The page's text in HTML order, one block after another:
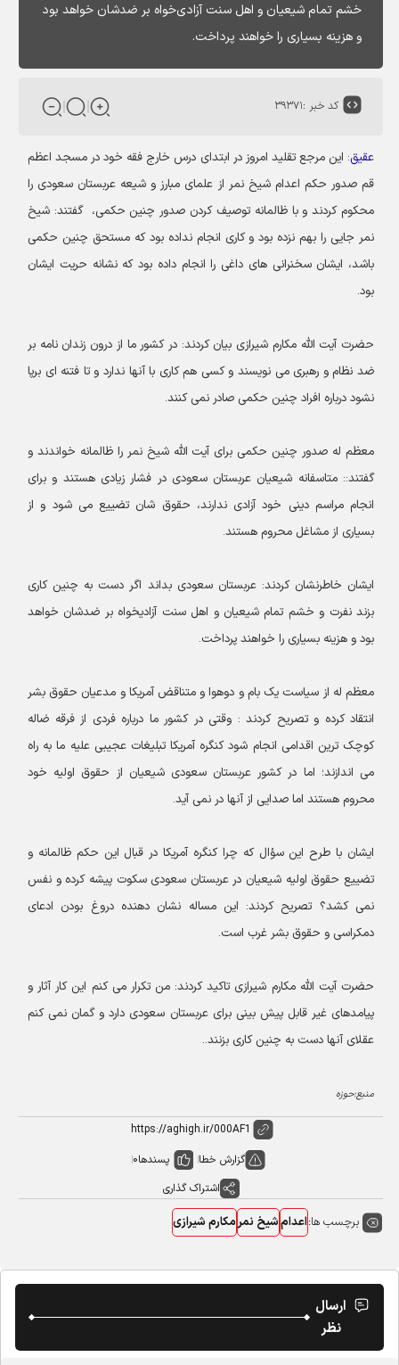
خشم تمام شیعیان و اهل سنت آزادی‌خواه بر ضدشان خواهد بود
و هزینه بسیاری را خواهند پرداخت.
کد خبر :۳۹۳۷۱
عقیق: این مرجع تقلید امروز در ابتدای درس خارج فقه خود در مسجد اعظم
قم صدور حکم اعدام شیخ نمر از علمای مبارز و شیعه عربستان سعودی را
محکوم کردند و با ظالمانه توصیف کردن صدور چنین حکمی، گفتند: شیخ
نمر جایی را بهم نزده بود و کاری انجام نداده بود که مستحق چنین حکمی
باشد، ایشان سخنرانی های داغی را انجام داده بود که نشانه حریت ایشان
بود.
حضرت آیت الله مکارم شیرازی بیان کردند: در کشور ما از درون زندان نامه بر
ضد نظام و رهبری می نویسند و کسی هم کاری با آنها ندارد و تا فتنه ای برپا
نشود درباره افراد چنین حکمی صادر نمی کنند.
معظم له صدور چنین حکمی برای آیت الله شیخ نمر را ظالمانه خواندند و
گفتند:: متاسفانه شیعیان عربستان سعودی در فشار زیادی هستند و برای
انجام مراسم دینی خود آزادی ندارند، حقوق شان تضییع می شود و از
بسیاری از مشاغل محروم هستند.
ایشان خاطرنشان کردند: عربستان سعودی بداند اگر دست به چنین کاری
بزند نفرت و خشم تمام شیعیان و اهل سنت آزادیخواه بر ضدشان خواهد
بود و هزینه بسیاری را خواهند پرداخت.
معظم له از سیاست یک بام و دوهوا و متناقض آمریکا و مدعیان حقوق بشر
انتقاد کرده و تصریح کردند : وقتی در کشور ما درباره فردی از فرقه ضاله
کوچک ترین اقدامی انجام شود کنگره آمریکا تبلیغات عجیبی علیه ما به راه
می اندازند؛ اما در کشور عربستان سعودی شیعیان از حقوق اولیه خود
محروم هستند اما صدایی از آنها در نمی آید.
ایشان با طرح این سؤال که چرا کنگره آمریکا در قبال این حکم ظالمانه و
تضییع حقوق اولیه شیعیان در عربستان سعودی سکوت پیشه کرده و نفس
نمی کشد؟ تصریح کردند: این مساله نشان دهنده دروغ بودن ادعای
دمکراسی و حقوق بشر غرب است.
حضرت آیت الله مکارم شیرازی تاکید کردند: من تکرار می کنم این کار آثار و
پیامدهای غیر قابل پیش بینی برای عربستان سعودی دارد و گمان نمی کنم
عقلای آنها دست به چنین کاری بزنند..
منبع:حوزه
گزارش خطا پسندها0
اشتراک گذاری
برچسب ها:اعدامشیخ نمرمکارم شیرازی
ارسال
نظر